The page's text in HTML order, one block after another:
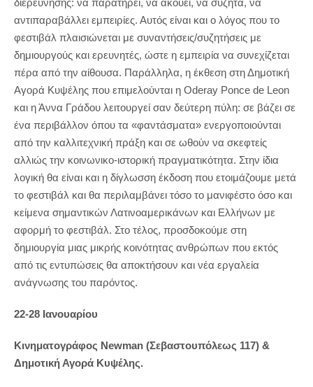
διερεύνησης: να παρατηρεί, να ακούει, να συζητά, να
αντιπαραβάλλει εμπειρίες. Αυτός είναι και ο λόγος που το
φεστιβάλ πλαισιώνεται με συναντήσεις/συζητήσεις με
δημιουργούς και ερευνητές, ώστε η εμπειρία να συνεχίζεται
πέρα από την αίθουσα. Παράλληλα, η έκθεση στη Δημοτική
Αγορά Κυψέλης που επιμελούνται η Oderay Ponce de Leon
και η Άννα Γράδου λειτουργεί σαν δεύτερη πύλη: σε βάζει σε
ένα περιβάλλον όπου τα «φαντάσματα» ενεργοποιούνται
από την καλλιτεχνική πράξη και σε ωθούν να σκεφτείς
αλλιώς την κοινωνικο-ιστορική πραγματικότητα. Στην ίδια
λογική θα είναι και η δίγλωσση έκδοση που ετοιμάζουμε μετά
το φεστιβάλ και θα περιλαμβάνει τόσο το μανιφέστο όσο και
κείμενα σημαντικών Λατινοαμερικάνων και Ελλήνων με
αφορμή το φεστιβάλ. Στο τέλος, προσδοκούμε στη
δημιουργία μιας μικρής κοινότητας ανθρώπων που εκτός
από τις εντυπώσεις θα αποκτήσουν και νέα εργαλεία
ανάγνωσης του παρόντος.
22-28 Ιανουαρίου
Κινηματογράφος Newman (Σεβαστουπόλεως 117) &
Δημοτική Αγορά Κυψέλης.